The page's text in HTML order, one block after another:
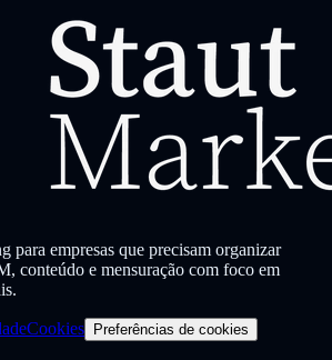
para empresas que precisam organizar
conteúdo e mensuração com foco em
Cookies Preferências de cookies